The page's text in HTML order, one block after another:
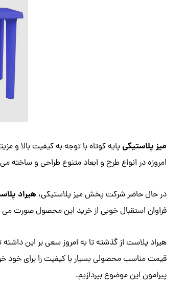
میز پلاستیکیپایه کوتاه با توجه به کیفیت بالا و
امروزه در انواع طرح و ابعاد متنوع طراحی و ساخته
در حال حاضر شرکت پخش میز پلاستیکی، هیراد
فراوان استقبال خوبی از خرید این محصول صورت می‌
هیراد پلاست از گذشته تا به امروز سعی بر این داشته
قیمت مناسب محصولی بسیار با کیفیت را برای خود
پیرامون این موضوع بپردازیم.